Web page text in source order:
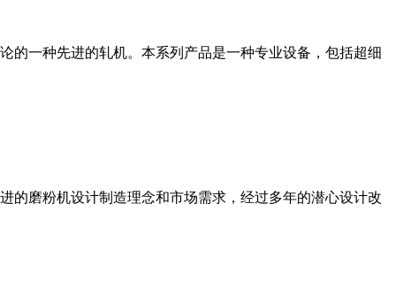
的一种先进的轧机。本系列产品是一种专业设备，包括超细
的磨粉机设计制造理念和市场需求，经过多年的潜心设计改